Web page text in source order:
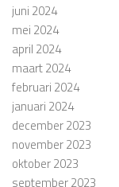
juni 2024
mei 2024
april 2024
maart 2024
februari 2024
januari 2024
december 2023
november 2023
oktober 2023
september 2023